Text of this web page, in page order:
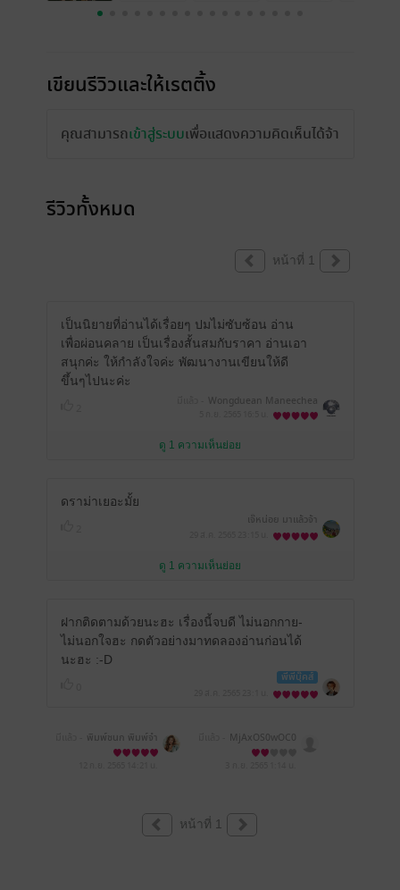
เขียนรีวิวและให้เรตติ้ง
คุณสามารถเข้าสู่ระบบเพื่อแสดงความคิดเห็นได้จ้า
รีวิวทั้งหมด
หน้าที่ 1
เป็นนิยายที่อ่านได้เรื่อยๆ ปมไม่ซับซ้อน อ่าน
เพื่อผ่อนคลาย เป็นเรื่องสั้นสมกับราคา อ่านเอา
สนุกค่ะ ให้กำลังใจค่ะ พัฒนางานเขียนให้ดี
ขึ้นๆไปนะค่ะ
Wongduean Maneechea
n
ดู 1 ความเห็นย่อย
ดราม่าเยอะมั้ย
เจ๊หน่อย มาแล้วจ้า
ดู 1 ความเห็นย่อย
ฝากติดตามด้วยนะฮะ เรื่องนี้จบดี ไม่นอกกาย-
ไม่นอกใจฮะ กดตัวอย่างมาทดลองอ่านก่อนได้
นะฮะ :-D
พีพีบุ๊คส์
พิมพ์ชนก พิมพ์จำ
ปา
MjAxOS0wOC0
xMSAxNTowMjo0Mw==
หน้าที่ 1